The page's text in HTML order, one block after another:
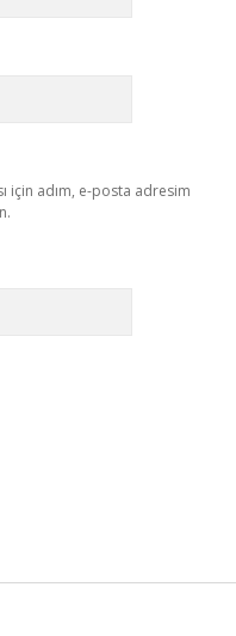
için adım, e-posta adresim